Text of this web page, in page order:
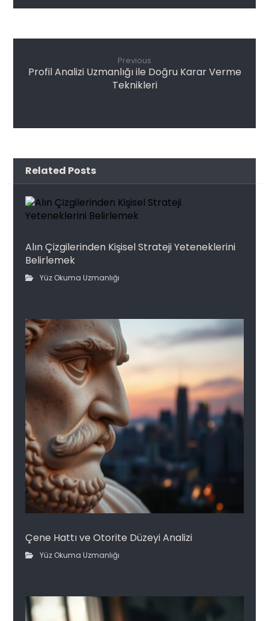
Previous
Profil Analizi Uzmanlığı ile Doğru Karar Verme
Teknikleri
Related Posts
Alın Çizgilerinden Kişisel Strateji Yeteneklerini
Belirlemek
Yüz Okuma Uzmanlığı
Çene Hattı ve Otorite Düzeyi Analizi
Yüz Okuma Uzmanlığı